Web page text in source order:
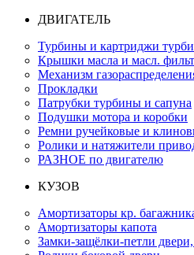
ДВИГАТЕЛЬ
Турбины и картриджи
Крышки масла и масл.
Механизм
Прокладки
Патрубки турбины и сапуна
Подушки мотора и коробки
Ремни ручейковые и
Ролики и натяжители
РАЗНОЕ по двигателю
КУЗОВ
Амортизаторы кр.
Амортизаторы капота
Замки-защёлки-петли